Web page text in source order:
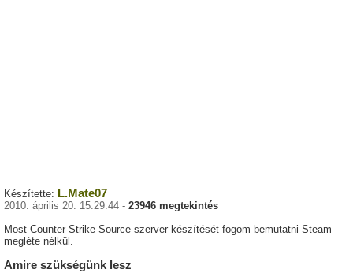
Készítette: L.Mate07
2010. április 20. 15:29:44 - 23946 megtekintés
Most Counter-Strike Source szerver készítését fogom bemutatni Steam
megléte nélkül.
Amire szükségünk lesz